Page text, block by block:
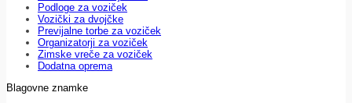
Podloge za voziček
Vozički za dvojčke
Previjalne torbe za voziček
Organizatorji za voziček
Zimske vreče za voziček
Dodatna oprema
Blagovne znamke